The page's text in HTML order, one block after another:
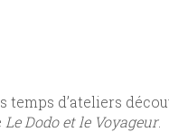
d’ateliers
Le Dodo et le Voyageur.